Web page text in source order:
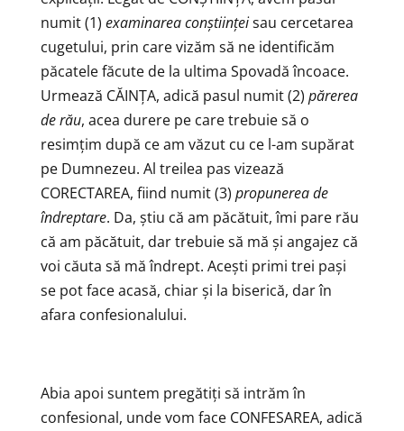
numit (1) examinarea conștiințeisau cercetarea
cugetului, prin care vizăm să ne identificăm
păcatele făcute de la ultima Spovadă încoace.
Urmează CĂINȚA, adică pasul numit (2) părerea
de rău, acea durere pe care trebuie să o
resimțim după ce am văzut cu ce l-am supărat
pe Dumnezeu. Al treilea pas vizează
CORECTAREA, fiind numit (3) propunerea de
îndreptare. Da, știu că am păcătuit, îmi pare rău
că am păcătuit, dar trebuie să mă și angajez că
voi căuta să mă îndrept. Acești primi trei pași
se pot face acasă, chiar și la biserică, dar în
afara confesionalului.
Abia apoi suntem pregătiți să intrăm în
confesional, unde vom face CONFESAREA, adică